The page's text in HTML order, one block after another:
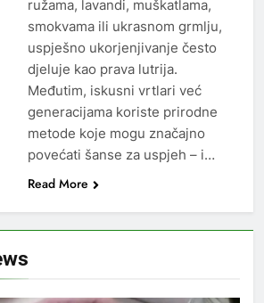
ružama, lavandi, muškatlama,
smokvama ili ukrasnom grmlju,
uspješno ukorjenjivanje često
djeluje kao prava lutrija.
Međutim, iskusni vrtlari već
generacijama koriste prirodne
metode koje mogu značajno
povećati šanse za uspjeh – i…
Read More